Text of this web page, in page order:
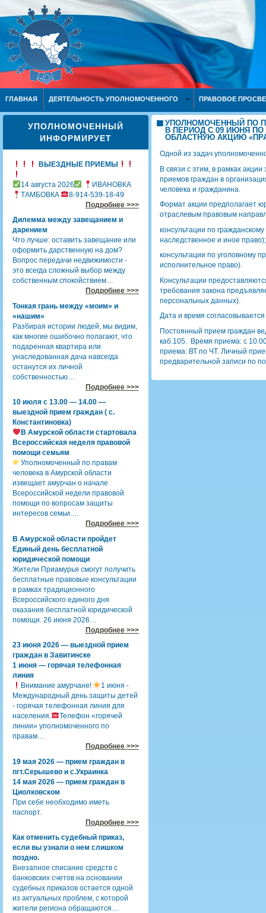
ГЛАВНАЯ ДЕЯТЕЛЬНОСТЬ УПОЛНОМОЧЕННОГО ПРАВОВОЕ
УПОЛНОМОЧЕННЫЙ
ИНФОРМИРУЕТ
ВЫЕЗДНЫЕ ПРИЕМЫ
14 августа 2026
ИВАНОВКА
ТАМБОВКА
8-914-539-18-49
Подробнее >>>
Дилемма между завещанием и
дарением
Что лучше: оставить завещание или
оформить дарственную на дом?
Вопрос передачи недвижимости -
это всегда сложный выбор между
собственным спокойствием…
Подробнее >>>
Тонкая грань между «моим» и
«нашим»
Разбирая истории людей, мы видим,
как многие ошибочно полагают, что
подаренная квартира или
унаследованная дача навсегда
останутся их личной
собственностью…
Подробнее >>>
10 июля с 13.00 — 14.00 —
выездной прием граждан ( с.
Константиновка)
В Амурской области стартовала
Всероссийская неделя правовой
помощи семьям
Уполномоченный по правам
человека в Амурской области
извещает амурчан о начале
Всероссийской недели правовой
помощи по вопросам защиты
интересов семьи.…
Подробнее >>>
В Амурской области пройдет
Единый день бесплатной
юридической помощи
Жители Приамурья смогут получить
бесплатные правовые консультации
в рамках традиционного
Всероссийского единого дня
оказания бесплатной юридической
помощи. 26 июня 2026…
Подробнее >>>
23 июня 2026 — выездной прием
граждан в Завитинске
1 июня — горячая телефонная
линия
Внимание амурчане!
1 июня -
Международный день защиты детей
- горячая телефонная линия для
населения.
Телефон «горячей
линии» уполномоченного по
правам…
Подробнее >>>
19 мая 2026 — прием граждан в
пгт.Серышево и с.Украинка
14 мая 2026 — прием граждан в
Циолковском
При себе необходимо иметь
паспорт.
Подробнее >>>
Как отменить судебный приказ,
если вы узнали о нем слишком
поздно.
Внезапное списание средств с
банковских счетов на основании
судебных приказов остается одной
из актуальных проблем, с которой
жители региона обращаются…
УПОЛНОМОЧЕННЫЙ ПО
В ПЕРИОД С 09 ИЮНЯ ПО
ОБЛАСТНУЮ АКЦИЮ
Одной из задач
В связи с этим, в рамках
приемов граждан в
человека и гражданина.
Формат акции предполагает
отраслевым правовым
консультации по
наследственное и иное право);
консультации по уголовному
исполнительное право).
Консультации
требования закона
персональных данных).
Дата и время
Постоянный прием граждан
каб.105. Время приема: с
приема: ВТ по ЧТ. Личный
предварительной записи по